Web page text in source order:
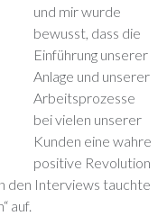
und mir wurde
bewusst, dass die
Einführung unserer
Anlage und unserer
Arbeitsprozesse
bei vielen unserer
Kunden eine wahre
positive Revolution
den Interviews tauchte
auf.